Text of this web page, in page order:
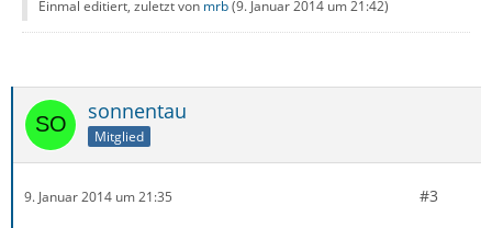
Einmal editiert, zuletzt von mrb(9. Januar 2014 um 21:42)
sonnentau
Mitglied
9. Januar 2014 um 21:35 #3